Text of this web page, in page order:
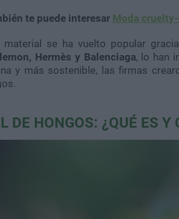
te puede interesar Moda
material se ha vuelto popular
Hermès y Balenciaga, lo han
y más sostenible, las firmas
DE HONGOS: ¿QUÉ ES